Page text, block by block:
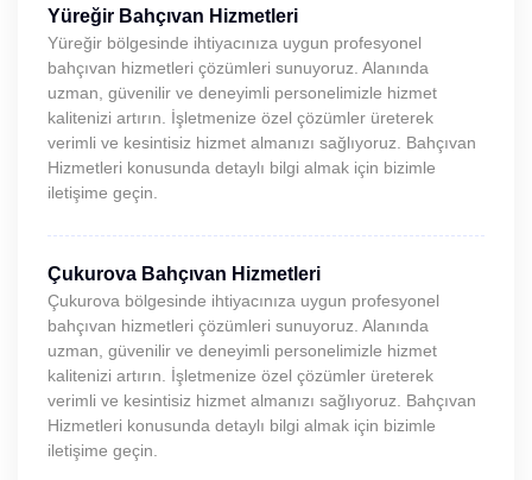
Yüreğir Bahçıvan Hizmetleri
Yüreğir bölgesinde ihtiyacınıza uygun profesyonel
bahçıvan hizmetleri çözümleri sunuyoruz. Alanında
uzman, güvenilir ve deneyimli personelimizle hizmet
kalitenizi artırın. İşletmenize özel çözümler üreterek
verimli ve kesintisiz hizmet almanızı sağlıyoruz. Bahçıvan
Hizmetleri konusunda detaylı bilgi almak için bizimle
iletişime geçin.
Çukurova Bahçıvan Hizmetleri
Çukurova bölgesinde ihtiyacınıza uygun profesyonel
bahçıvan hizmetleri çözümleri sunuyoruz. Alanında
uzman, güvenilir ve deneyimli personelimizle hizmet
kalitenizi artırın. İşletmenize özel çözümler üreterek
verimli ve kesintisiz hizmet almanızı sağlıyoruz. Bahçıvan
Hizmetleri konusunda detaylı bilgi almak için bizimle
iletişime geçin.